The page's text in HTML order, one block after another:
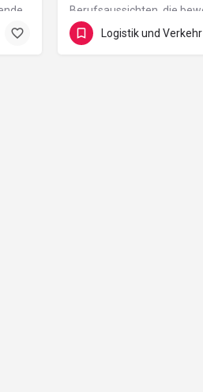
Im Stadtfelde 12
Logistik und Verkehr